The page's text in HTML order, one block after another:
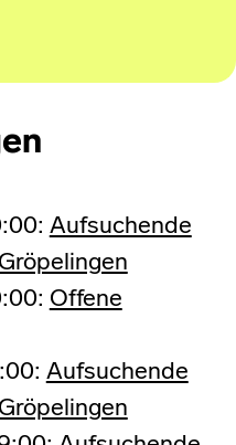
Aufsuchende
Offene
Aufsuchende